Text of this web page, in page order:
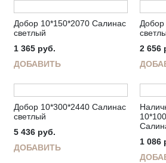
Добор 10*150*2070 Салинас
светлый
1 365 руб.
ДОБАВИТЬ
2 656
Добор 10*300*2440 Салинас
светлый
5 436 руб.
ДОБАВИТЬ
1 086